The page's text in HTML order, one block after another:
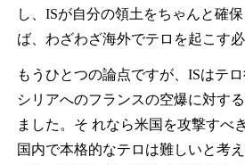
し、ISが自分の領土をちゃんと確
ば、わざわざ海外でテロを起こす
もうひとつの論点ですが、ISはテロ
シリアへのフランスの空爆に対す
ました。そ れなら米国を攻撃すべ
国内で本格的なテロは難しいと考